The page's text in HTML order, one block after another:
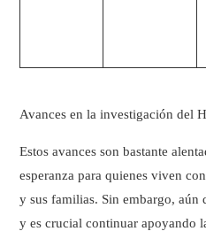
Avances en la investigación del
Estos avances son bastante
esperanza para quienes viven
y sus familias. Sin embargo, aún
y es crucial continuar apoyando